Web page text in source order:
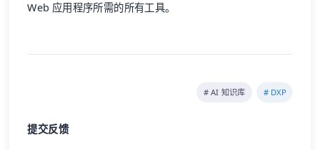
Web 应用程序所需的所有工具。
# AI 知识库 # DXP
提交反馈